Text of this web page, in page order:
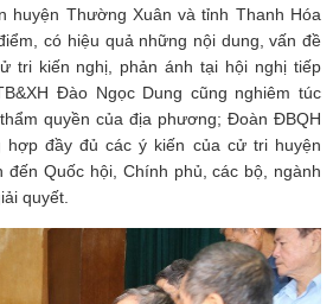
huyện Thường Xuân và tỉnh Thanh Hóa
có hiệu quả những nội dung, vấn đề
tri kiến nghị, phản ánh tại hội nghị tiếp
Đào Ngọc Dung cũng nghiêm túc
quyền của địa phương; Đoàn ĐBQH
hợp đầy đủ các ý kiến của cử tri huyện
đến Quốc hội, Chính phủ, các bộ, ngành
quyết.